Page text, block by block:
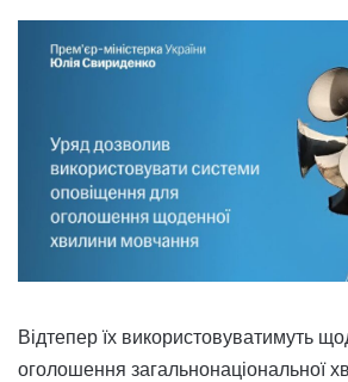
Відтепер їх використовуватимуть
оголошення загальнонаціональної